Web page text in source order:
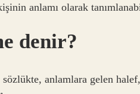
anlamı olarak
denir?
sözlükte, anlamlara gelen